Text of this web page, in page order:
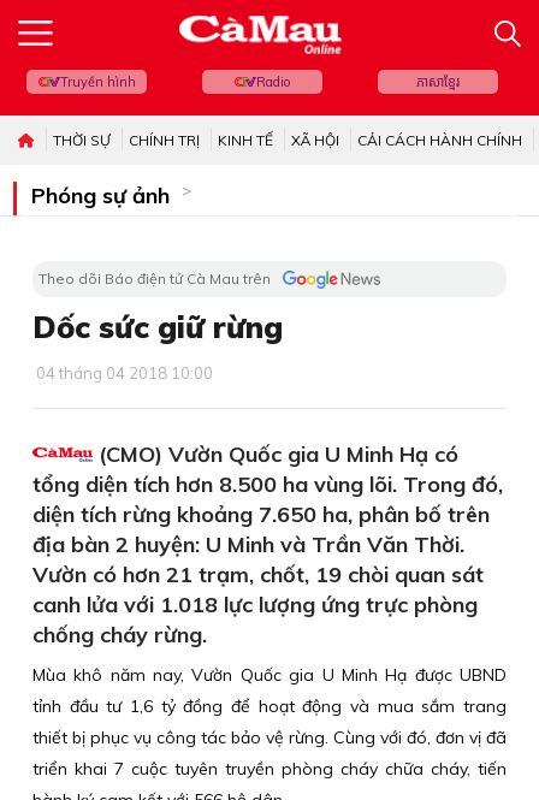
Truyền hình Radio ភាសាខ្មែរ
THỜI SỰ CHÍNH TRỊ KINH TẾ XÃ HỘI CẢI CÁCH HÀNH CHÍNH
Phóng sự ảnh
Theo dõi Báo điện tử Cà Mau trên
Dốc sức giữ rừng
04 tháng 04 2018 10:00
(CMO) Vườn Quốc gia U Minh Hạ có
tổng diện tích hơn 8.500 ha vùng lõi. Trong đó,
diện tích rừng khoảng 7.650 ha, phân bố trên
địa bàn 2 huyện: U Minh và Trần Văn Thời.
Vườn có hơn 21 trạm, chốt, 19 chòi quan sát
canh lửa với 1.018 lực lượng ứng trực phòng
chống cháy rừng.
Mùa khô năm nay, Vườn Quốc gia U Minh Hạ được UBND
tỉnh đầu tư 1,6 tỷ đồng để hoạt động và mua sắm trang
thiết bị phục vụ công tác bảo vệ rừng. Cùng với đó, đơn vị đã
triển khai 7 cuộc tuyên truyền phòng cháy chữa cháy, tiến